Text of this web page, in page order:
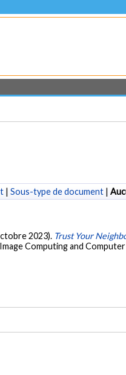
| Sous-type de document|
2023). Trust Your
Computing and